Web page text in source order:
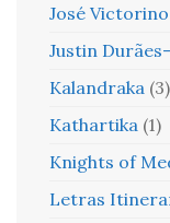
José
Justin
Kalandraka (3)
Kathartika (1)
Knights of
Letras